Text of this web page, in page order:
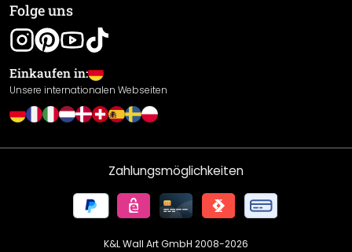
Gewährleistung
Leistungserklärung / CE-Zeichen
Cookie Einstellungen
Folge uns
Einkaufen in:
Unsere internationalen Webseiten
Zahlungsmöglichkeiten
K&L Wall Art GmbH 2008-2026